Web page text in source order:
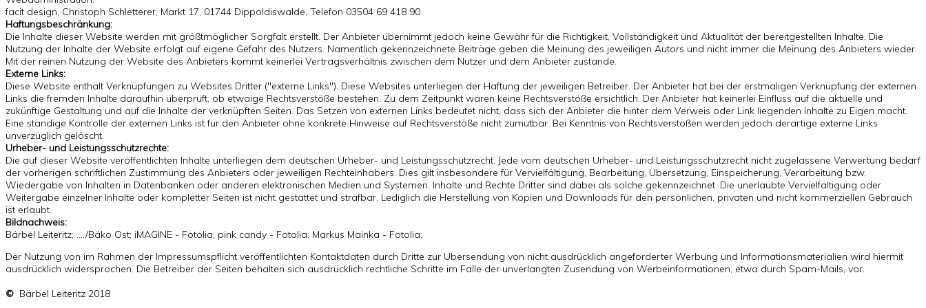
facit design, Christoph Schletterer, Markt 17, 01744 Dippoldiswalde, Telefon 03504 69 418 90
Haftungsbeschränkung:
Die Inhalte dieser Website werden mit größtmöglicher Sorgfalt erstellt. Der Anbieter übernimmt jedoch keine Gewähr für die Richtigkeit, Vollständigkeit und Aktualität der bereitgestellten Inhalte. Die
Nutzung der Inhalte der Website erfolgt auf eigene Gefahr des Nutzers. Namentlich gekennzeichnete Beiträge geben die Meinung des jeweiligen Autors und nicht immer die Meinung des Anbieters wieder.
Mit der reinen Nutzung der Website des Anbieters kommt keinerlei Vertragsverhältnis zwischen dem Nutzer und dem Anbieter zustande.
Externe Links:
Diese Website enthält Verknüpfungen zu Websites Dritter ("externe Links"). Diese Websites unterliegen der Haftung der jeweiligen Betreiber. Der Anbieter hat bei der erstmaligen Verknüpfung der externen
Links die fremden Inhalte daraufhin überprüft, ob etwaige Rechtsverstöße bestehen. Zu dem Zeitpunkt waren keine Rechtsverstöße ersichtlich. Der Anbieter hat keinerlei Einfluss auf die aktuelle und
zukünftige Gestaltung und auf die Inhalte der verknüpften Seiten. Das Setzen von externen Links bedeutet nicht, dass sich der Anbieter die hinter dem Verweis oder Link liegenden Inhalte zu Eigen macht.
Eine ständige Kontrolle der externen Links ist für den Anbieter ohne konkrete Hinweise auf Rechtsverstöße nicht zumutbar. Bei Kenntnis von Rechtsverstößen werden jedoch derartige externe Links
unverzüglich gelöscht.
Urheber- und Leistungsschutzrechte:
Die auf dieser Website veröffentlichten Inhalte unterliegen dem deutschen Urheber- und Leistungsschutzrecht. Jede vom deutschen Urheber- und Leistungsschutzrecht nicht zugelassene Verwertung bedarf
der vorherigen schriftlichen Zustimmung des Anbieters oder jeweiligen Rechteinhabers. Dies gilt insbesondere für Vervielfältigung, Bearbeitung, Übersetzung, Einspeicherung, Verarbeitung bzw.
Wiedergabe von Inhalten in Datenbanken oder anderen elektronischen Medien und Systemen. Inhalte und Rechte Dritter sind dabei als solche gekennzeichnet. Die unerlaubte Vervielfältigung oder
Weitergabe einzelner Inhalte oder kompletter Seiten ist nicht gestattet und strafbar. Lediglich die Herstellung von Kopien und Downloads für den persönlichen, privaten und nicht kommerziellen Gebrauch
ist erlaubt.
Bildnachweis:
Bärbel Leiteritz; ..../Bäko Ost; iMAGINE - Fotolia; pink candy - Fotolia; Markus Mainka - Fotolia;
Der Nutzung von im Rahmen der Impressumspflicht veröffentlichten Kontaktdaten durch Dritte zur Übersendung von nicht ausdrücklich angeforderter Werbung und Informationsmaterialien wird hiermit
ausdrücklich widersprochen. Die Betreiber der Seiten behalten sich ausdrücklich rechtliche Schritte im Falle der unverlangten Zusendung von Werbeinformationen, etwa durch Spam-Mails, vor.
© Bärbel Leiteritz 2018